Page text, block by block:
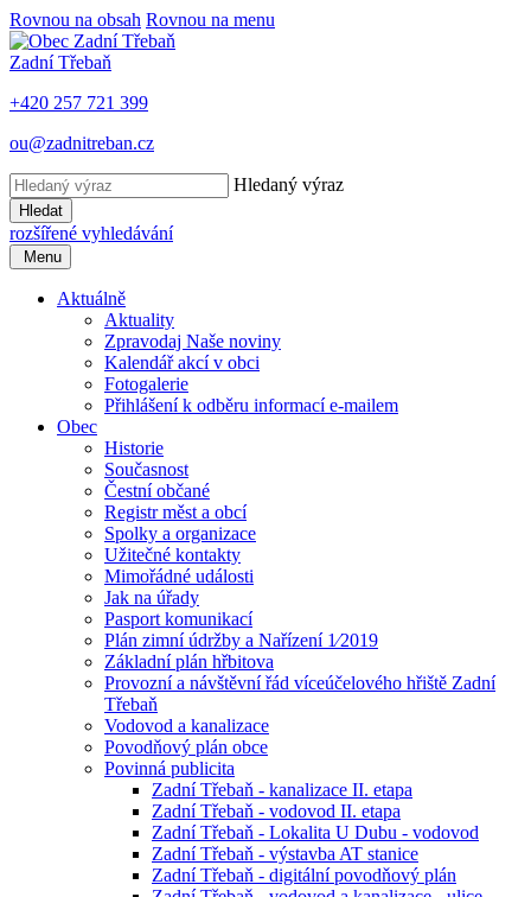
Rovnou na obsah Rovnou na menu
Zadní Třebaň
+420 257 721 399
ou@zadnitreban.cz
Hledaný výraz
Hledat
rozšířené vyhledávání
Menu
Aktuálně
Aktuality
Zpravodaj Naše noviny
Kalendář akcí v obci
Fotogalerie
Přihlášení k odběru informací e-mailem
Obec
Historie
Současnost
Čestní občané
Registr měst a obcí
Spolky a organizace
Užitečné kontakty
Mimořádné události
Jak na úřady
Pasport komunikací
Plán zimní údržby a Nařízení 1⁄2019
Základní plán hřbitova
Provozní a návštěvní řád víceúčelového hřiště Zadní
Třebaň
Vodovod a kanalizace
Povodňový plán obce
Povinná publicita
Zadní Třebaň - kanalizace II. etapa
Zadní Třebaň - vodovod II. etapa
Zadní Třebaň - Lokalita U Dubu - vodovod
Zadní Třebaň - výstavba AT stanice
Zadní Třebaň - digitální povodňový plán